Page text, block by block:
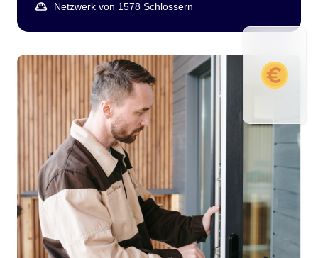
Netzwerk von 1578 Schlossern